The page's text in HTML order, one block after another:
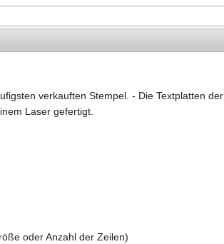
verkauften Stempel. - Die Textplatten der
Laser gefertigt.
oder Anzahl der Zeilen)